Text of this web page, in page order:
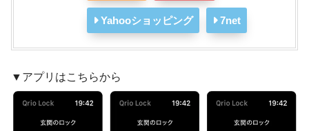
Yahooショッピング 7net
▼アプリはこちらから